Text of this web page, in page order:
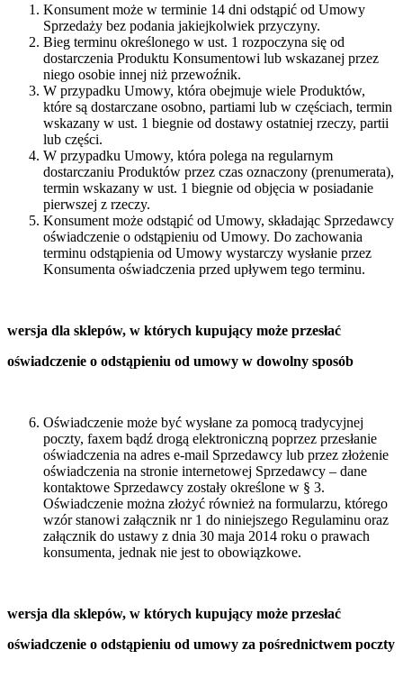
Konsument może w terminie 14 dni odstąpić od Umowy
Sprzedaży bez podania jakiejkolwiek przyczyny.
Bieg terminu określonego w ust. 1 rozpoczyna się od
dostarczenia Produktu Konsumentowi lub wskazanej przez
niego osobie innej niż przewoźnik.
W przypadku Umowy, która obejmuje wiele Produktów,
które są dostarczane osobno, partiami lub w częściach, termin
wskazany w ust. 1 biegnie od dostawy ostatniej rzeczy, partii
lub części.
W przypadku Umowy, która polega na regularnym
dostarczaniu Produktów przez czas oznaczony (prenumerata),
termin wskazany w ust. 1 biegnie od objęcia w posiadanie
pierwszej z rzeczy.
Konsument może odstąpić od Umowy, składając Sprzedawcy
oświadczenie o odstąpieniu od Umowy. Do zachowania
terminu odstąpienia od Umowy wystarczy wysłanie przez
Konsumenta oświadczenia przed upływem tego terminu.
wersja dla sklepów, w których kupujący może przesłać
oświadczenie o odstąpieniu od umowy w dowolny sposób
Oświadczenie może być wysłane za pomocą tradycyjnej
poczty, faxem bądź drogą elektroniczną poprzez przesłanie
oświadczenia na adres e-mail Sprzedawcy lub przez złożenie
oświadczenia na stronie internetowej Sprzedawcy – dane
kontaktowe Sprzedawcy zostały określone w § 3.
Oświadczenie można złożyć również na formularzu, którego
wzór stanowi załącznik nr 1 do niniejszego Regulaminu oraz
załącznik do ustawy z dnia 30 maja 2014 roku o prawach
konsumenta, jednak nie jest to obowiązkowe.
wersja dla sklepów, w których kupujący może przesłać
oświadczenie o odstąpieniu od umowy za pośrednictwem poczty